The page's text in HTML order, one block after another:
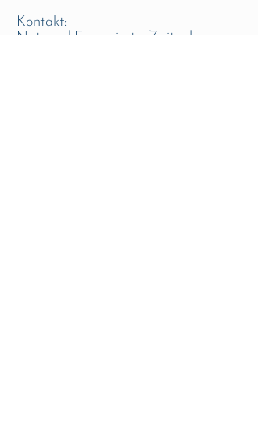
Kontakt:
NetzwerkEngagiertesZeitz der